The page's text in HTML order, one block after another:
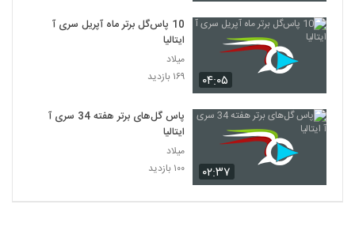
۰۴:۰۵
10 پاس‌گل‌ برتر ماه آپریل سری آ
ایتالیا
میلاد
۱۶۹ بازدید
۰۲:۳۷
پاس گل‌های برتر هفته 34 سری آ
ایتالیا
میلاد
۱۰۰ بازدید